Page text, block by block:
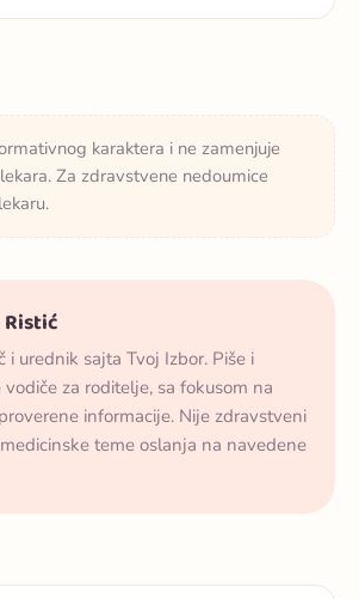
karaktera i ne zamenjuje
Za zdravstvene nedoumice
i urednik sajta Tvoj Izbor. Piše i
vodiče za roditelje, sa fokusom na
informacije. Nije zdravstveni
teme oslanja na navedene